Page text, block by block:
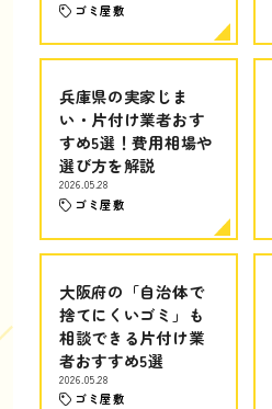
ゴミ屋敷
兵庫県の実家じま
い・片付け業者おす
すめ5選！費用相場や
選び方を解説
2026.05.28
ゴミ屋敷
大阪府の「自治体で
捨てにくいゴミ」も
相談できる片付け業
者おすすめ5選
2026.05.28
ゴミ屋敷